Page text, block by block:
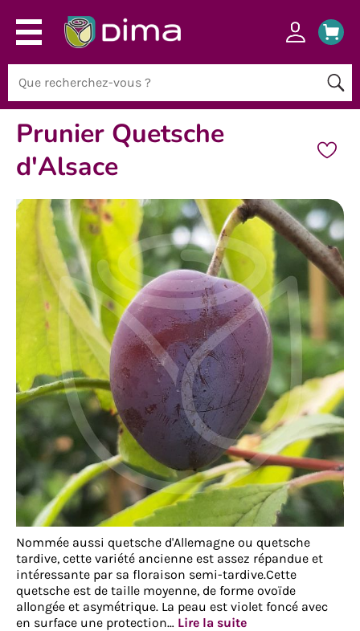
Prunier Quetsche
d'Alsace
Nommée aussi quetsche d'Allemagne ou quetsche
tardive, cette variété ancienne est assez répandue et
intéressante par sa floraison semi-tardive.Cette
quetsche est de taille moyenne, de forme ovoïde
allongée et asymétrique. La peau est violet foncé avec
en surface une protection… Lire la suite